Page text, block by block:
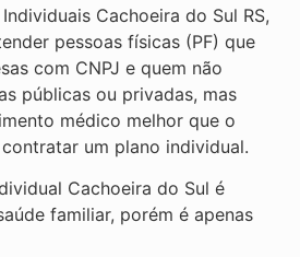
Cachoeira do Sul RS,
pessoas físicas (PF) que
com CNPJ e quem não
públicas ou privadas, mas
médico melhor que o
um plano individual.
Cachoeira do Sul é
familiar, porém é apenas